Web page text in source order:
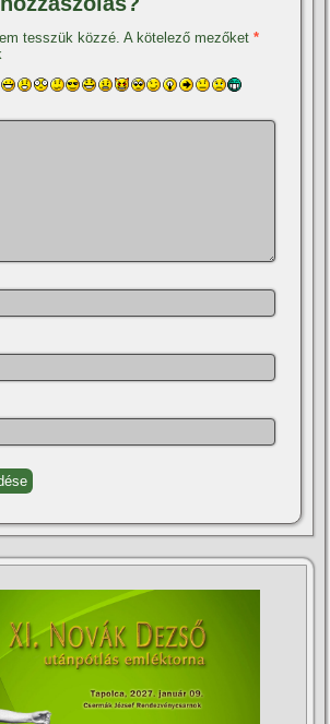
tesszük közzé. A kötelező mezőket*